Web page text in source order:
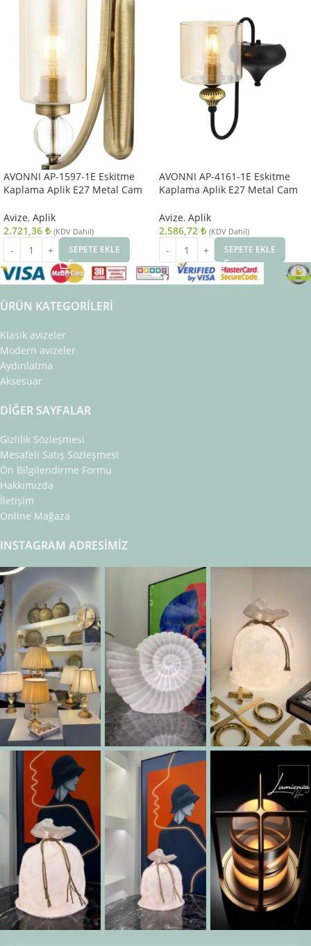
AVONNI AP-1597-1E Eskitme
Kaplama Aplik E27 Metal Cam
Avize, Aplik
2.721,36 ₺ (KDV Dahil)
SEPETE EKLE
AVONNI AP-4161-1E Eskitme
Kaplama Aplik E27 Metal Cam
Avize, Aplik
2.586,72 ₺ (KDV Dahil)
SEPETE EKLE
ÜRÜN KATEGORILERI
Klasik avizeler
Modern avizeler
Aydınlatma
Aksesuar
DIĞER SAYFALAR
Gizlilik Sözleşmesi
Mesafeli Satış Sözleşmesi
Ön Bilgilendirme Formu
Hakkımızda
İletişim
Online Mağaza
INSTAGRAM ADRESIMIZ